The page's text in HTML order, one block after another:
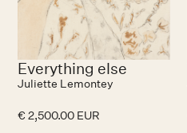
Everything else
Juliette Lemontey
€ 2,500.00 EUR